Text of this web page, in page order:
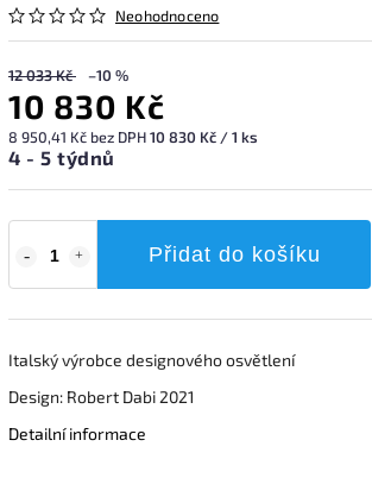
Neohodnoceno
12 033 Kč –10 %
10 830 Kč
8 950,41 Kč bez DPH10 830 Kč / 1 ks
4 - 5 týdnů
Přidat do košíku
Italský výrobce designového osvětlení
Design: Robert Dabi 2021
Detailní informace